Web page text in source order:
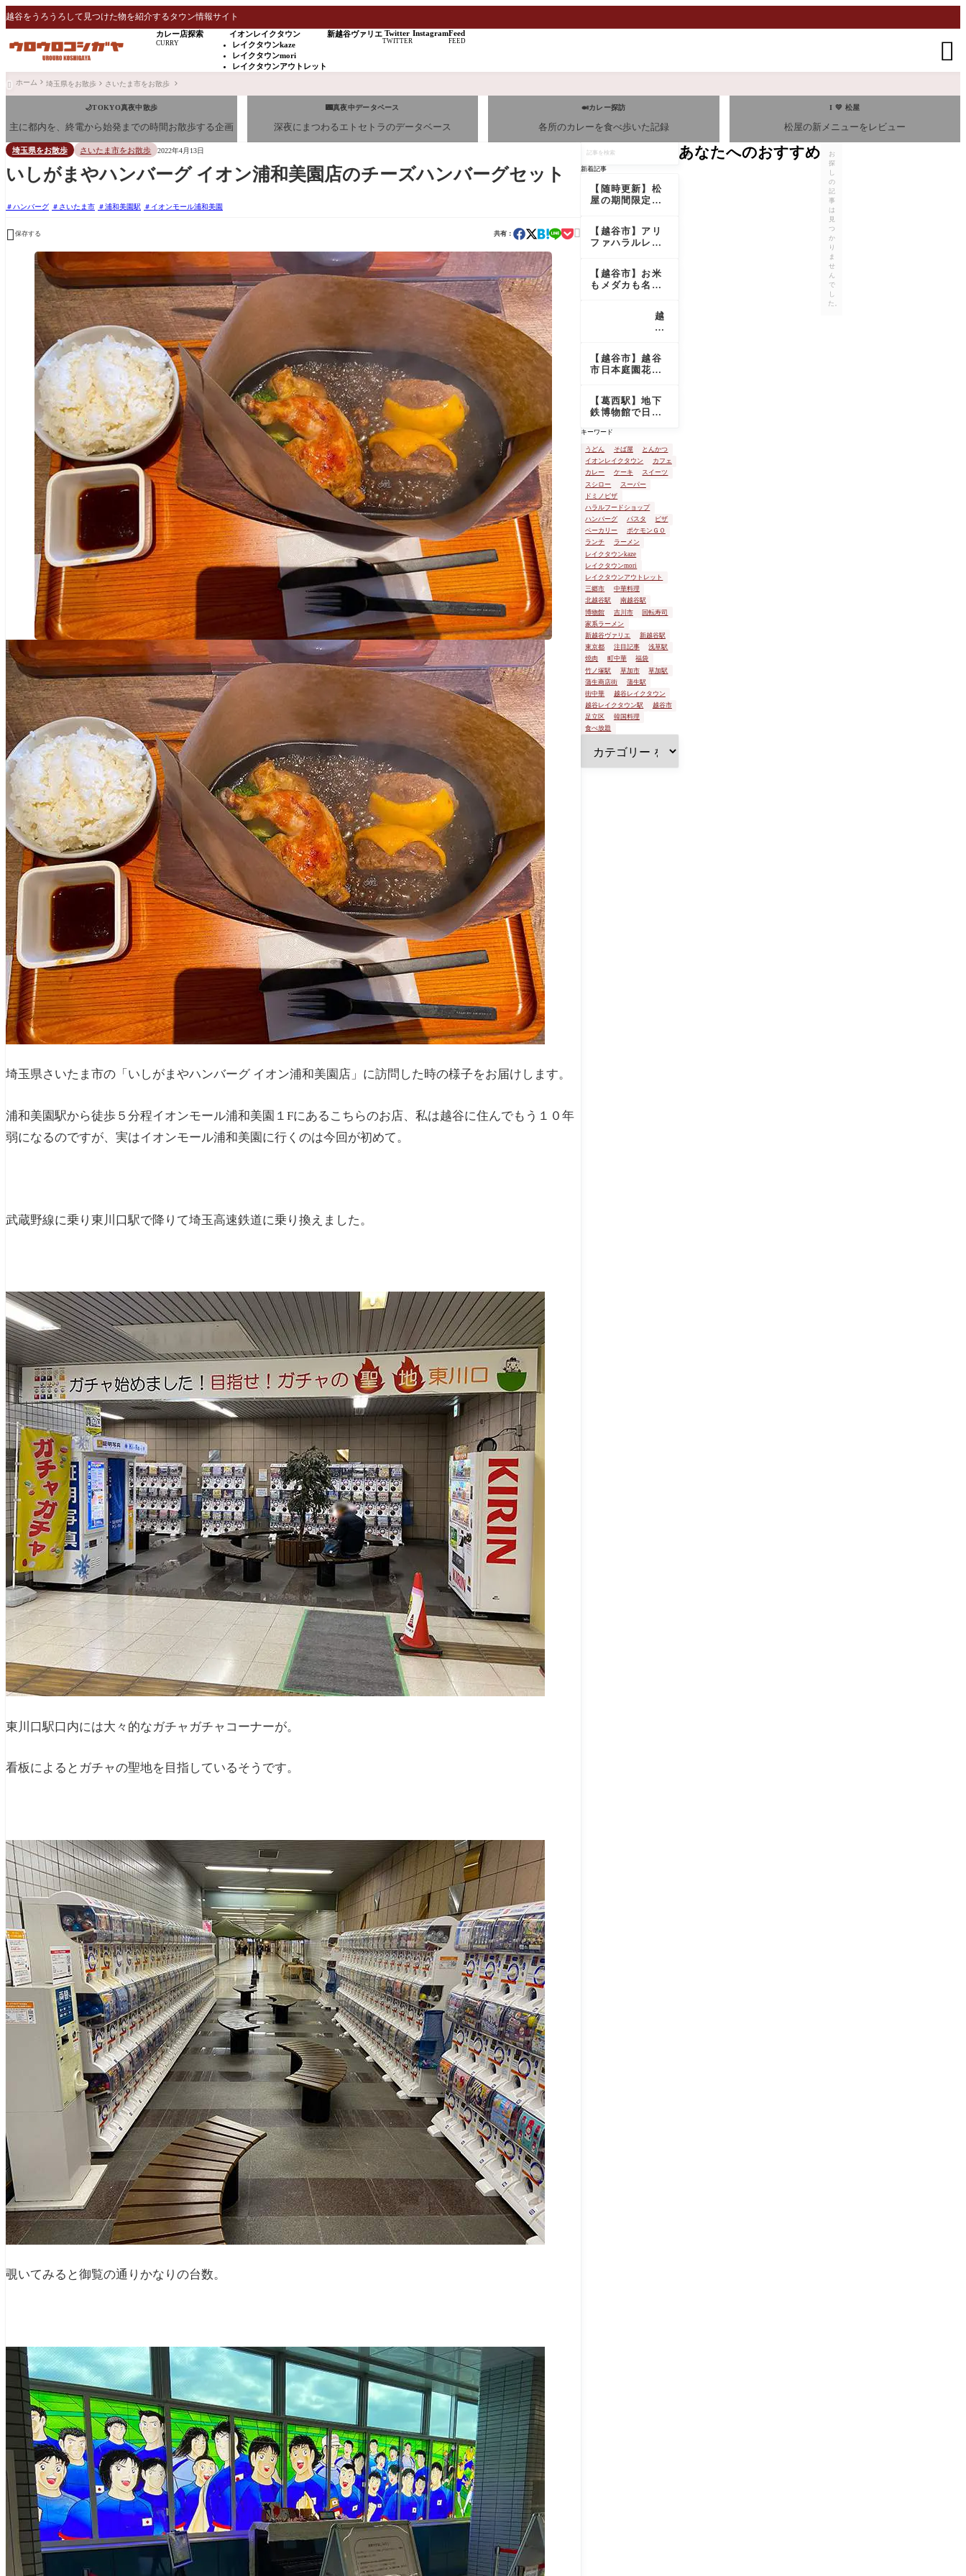
越谷をうろうろして見つけた物を紹介するタウン情報サイト
カレー店探索
CURRY
イオンレイクタウン
レイクタウンkaze
レイクタウンmori
レイクタウンアウトレット
新越谷ヴァリエ Twitter
TWITTER
InstagramFeed
FEED 
 ホーム 埼玉県をお散歩 さいたま市をお散歩
🌙TOKYO真夜中散歩
主に都内を、終電から始発までの時間お散歩する企画
🌃真夜中データベース
深夜にまつわるエトセトラのデータベース
🍛カレー探訪
各所のカレーを食べ歩いた記録
I 💛 松屋
松屋の新メニューをレビュー
埼玉県をお散歩 さいたま市をお散歩 2022年4月13日
いしがまやハンバーグ イオン浦和美園店のチーズハンバーグセット
ハンバーグ さいたま市 浦和美園駅 イオンモール浦和美園
 保存する 共有： 
埼玉県さいたま市の「いしがまやハンバーグ イオン浦和美園店」に訪問した時の様子をお届けします。
浦和美園駅から徒歩５分程イオンモール浦和美園１Fにあるこちらのお店、私は越谷に住んでもう１０年
弱になるのですが、実はイオンモール浦和美園に行くのは今回が初めて。
武蔵野線に乗り東川口駅で降りて埼玉高速鉄道に乗り換えました。
東川口駅口内には大々的なガチャガチャコーナーが。
看板によるとガチャの聖地を目指しているそうです。
覗いてみると御覧の通りかなりの台数。
を
検
新着記事
【随時更新】松
屋の期間限定メ
ューレビュー
【最新版】
【越谷市】アリ
ファハラルレス
バイキング
【越谷市】お米
もメダカも名産
市 グリーンマル
シェは不思議な
越
谷
場
セ
タ
ー
ト
の
火
て
き
【越谷市】越谷
市日本庭園花田
【葛西駅】地下
鉄博物館で日本
見学してきた
キーワード
うどん そば屋
とんかつ
イオンレイクタウン
カフェ
カレー
ケーキ
スイーツ
スシロー
スーパー
ドミノピザ
ハラルフードショップ
ハンバーグ
パスタ
ピザ
ベーカリー
ポケモンＧＯ
ランチ
ラーメン
レイクタウンkaze
レイクタウンmori
レイクタウンアウトレット
三郷市
中華料理
北越谷駅
南越谷駅
博物館
吉川市
回転寿司
家系ラーメン
新越谷ヴァリエ
新越谷駅
東京都
注目記事
浅草駅
焼肉
町中華
福袋
竹ノ塚駅
草加市
草加駅
蒲生商店街
蒲生駅
街中華
越谷レイクタウン
越谷レイクタウン駅
越谷市
足立区
韓国料理
食べ放題
あなたへのおすすめ
お
探
し
の
記
事
は
見
つ
か
り
ま
せ
ん
で
し
た。